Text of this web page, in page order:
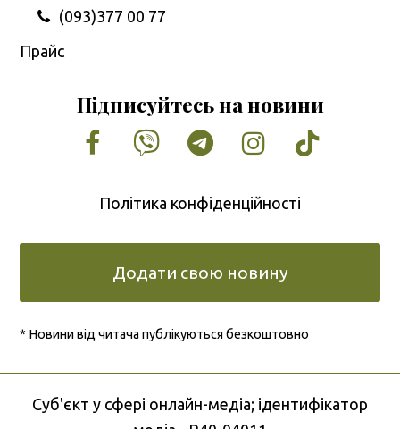
(093)377 00 77
Прайс
Підписуйтесь на новини
Facebook
VimeoTumblrInstagram
Tiktok
Політика конфіденційності
Додати свою новину
* Новини від читача публікуються безкоштовно
Cуб'єкт у сфері онлайн-медіа; ідентифікатор